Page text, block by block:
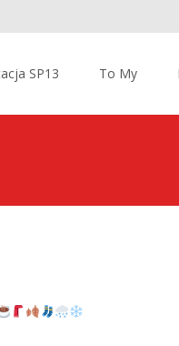
SP13 To My